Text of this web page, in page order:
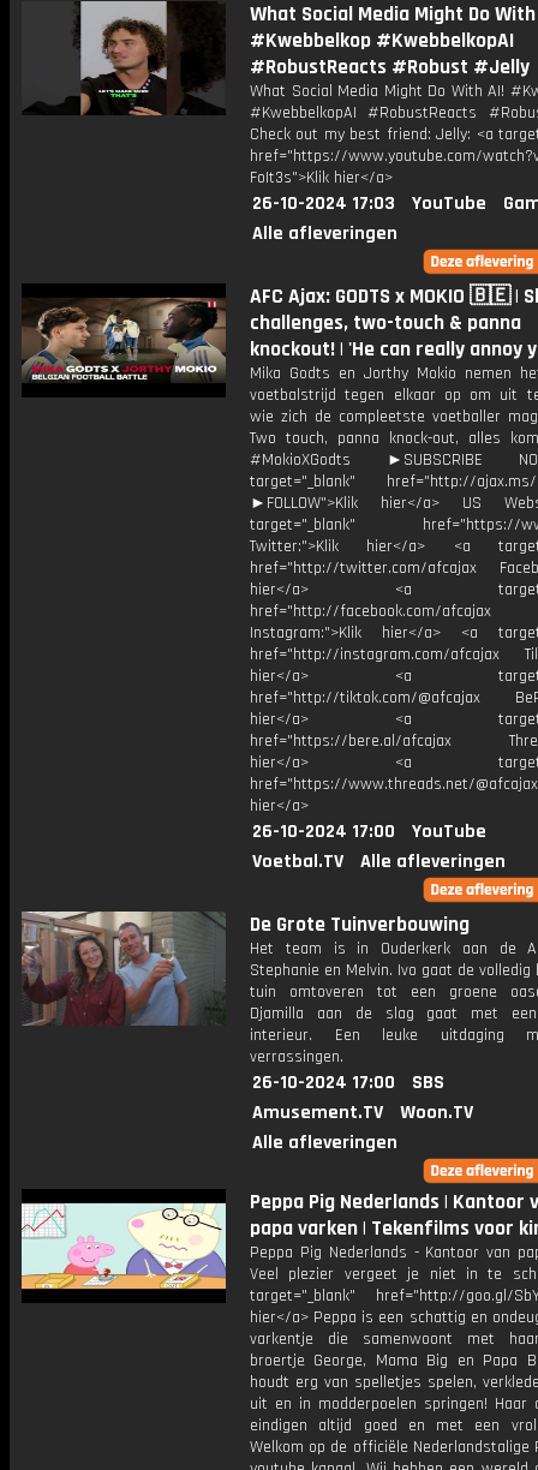
What Social Media Might Do
#Kwebbelkop #KwebbelkopAI
#RobustReacts #Robust #Jelly
What Social Media Might Do With AI!
#KwebbelkopAI #RobustReacts
Check out my best friend: Jelly: <a
href="https://www.youtube.com/
FoIt3s">Klik hier</a>
26-10-2024 17:03 YouTube
Alle afleveringen
AFC Ajax: GODTS x MOKIO 🇧🇪 |
challenges, two-touch & panna
knockout! | 'He can really annoy
Mika Godts en Jorthy Mokio nemen
voetbalstrijd tegen elkaar op om uit
wie zich de compleetste voetballer
Two touch, panna knock-out, alles
#MokioXGodts ►SUBSCRIBE
target="_blank" href="http://ajax.ms/
►FOLLOW">Klik hier</a> US
target="_blank" href="https://
Twitter:">Klik hier</a> <a
href="http://twitter.com/afcajax
hier</a> <a
href="http://facebook.com/afcajax
Instagram:">Klik hier</a> <a
href="http://instagram.com/afcajax
hier</a> <a
href="http://tiktok.com/@afcajax
hier</a> <a
href="https://bere.al/afcajax
hier</a> <a
href="https://www.threads.net/
hier</a>
26-10-2024 17:00
YouTube
Voetbal.TV
Alle afleveringen
De Grote Tuinverbouwing
Het team is in Ouderkerk aan de
Stephanie en Melvin. Ivo gaat de volledig
tuin omtoveren tot een groene
Djamilla aan de slag gaat met
interieur. Een leuke uitdaging
verrassingen.
26-10-2024 17:00
SBS
Amusement.TV
Woon.TV
Alle afleveringen
Peppa Pig Nederlands | Kantoor
papa varken | Tekenfilms voor
Peppa Pig Nederlands - Kantoor van
Veel plezier vergeet je niet in te
target="_blank" href="http://goo.gl/
hier</a> Peppa is een schattig en
varkentje die samenwoont met
broertje George, Mama Big en Papa
houdt erg van spelletjes spelen,
uit en in modderpoelen springen! Haar
eindigen altijd goed en met een
Welkom op de officiële Nederlandstalige